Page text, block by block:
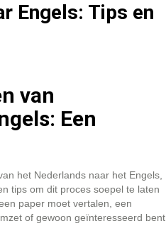
Engels: Tips en
van
Een
het Nederlands naar het Engels,
tips om dit proces soepel te laten
paper moet vertalen, een
of gewoon geïnteresseerd bent